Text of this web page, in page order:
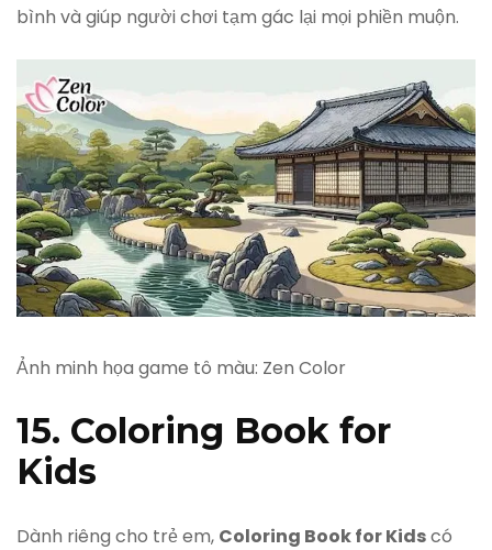
bình và giúp người chơi tạm gác lại mọi phiền muộn.
Ảnh minh họa game tô màu: Zen Color
15. Coloring Book for
Kids
Dành riêng cho trẻ em, Coloring Book for Kidscó